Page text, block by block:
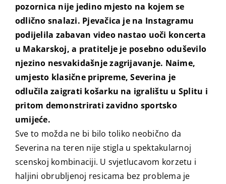
pozornica nije jedino mjesto na kojem se
odlično snalazi. Pjevačica je na Instagramu
podijelila zabavan video nastao uoči koncerta
u Makarskoj, a pratitelje je posebno oduševilo
njezino nesvakidašnje zagrijavanje. Naime,
umjesto klasične pripreme, Severina je
odlučila zaigrati košarku na igralištu u Splitu i
pritom demonstrirati zavidno sportsko
umijeće.
Sve to možda ne bi bilo toliko neobično da
Severina na teren nije stigla u spektakularnoj
scenskoj kombinaciji. U svjetlucavom korzetu i
haljini obrubljenoj resicama bez problema je